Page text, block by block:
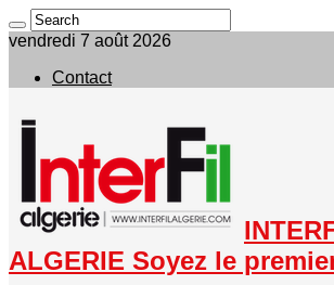
vendredi 7 août 2026
Contact
ALGERIE Soyez le